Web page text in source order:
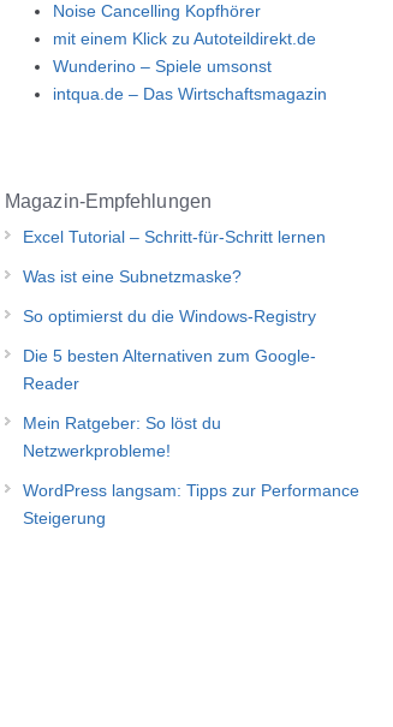
Noise Cancelling Kopfhörer
mit einem Klick zu Autoteildirekt.de
Wunderino – Spiele umsonst
intqua.de – Das Wirtschaftsmagazin
Magazin-Empfehlungen
Excel Tutorial – Schritt-für-Schritt lernen
Was ist eine Subnetzmaske?
So optimierst du die Windows-Registry
Die 5 besten Alternativen zum Google-
Reader
Mein Ratgeber: So löst du
Netzwerkprobleme!
WordPress langsam: Tipps zur Performance
Steigerung